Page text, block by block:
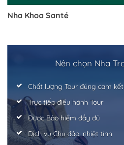
Nha Khoa Santé
Nên chọn Nha
Chất lượng Tour đúng cam kết
Trực tiếp điều hành Tour
Được Bảo hiểm đầy đủ
Dịch vụ Chu đáo, nhiệt tình